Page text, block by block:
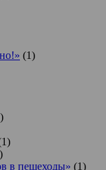
(1)
в пешеходы» (1)